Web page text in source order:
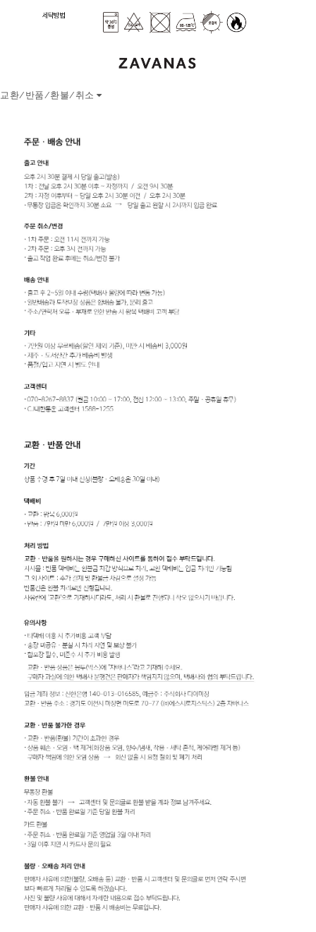
교환/반품/환불/취소